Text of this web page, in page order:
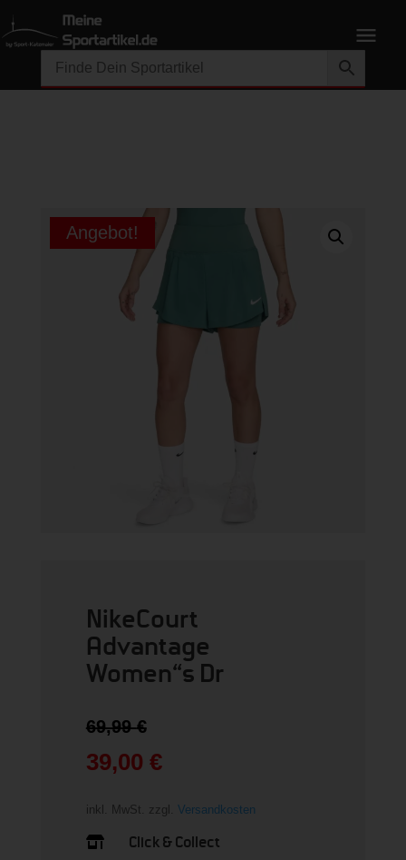
Angebot!
NikeCourt
Advantage
Women“s Dr
69,99€Preis
war:
69,99 €
39,00 €
Aktueller
Preis
39,00 €.
inkl. MwSt. zzgl. Versandkosten
 Click & Collect